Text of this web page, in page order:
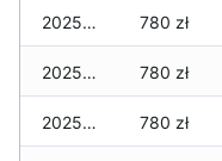
2025-12-26 780 zł
2025-12-25 780 zł
2025-12-24 780 zł